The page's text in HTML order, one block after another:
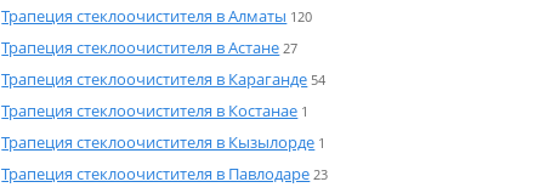
Трапеция стеклоочистителя в Алматы 120
Трапеция стеклоочистителя в Астане 27
Трапеция стеклоочистителя в Караганде 54
Трапеция стеклоочистителя в Костанае 1
Трапеция стеклоочистителя в Кызылорде 1
Трапеция стеклоочистителя в Павлодаре 23